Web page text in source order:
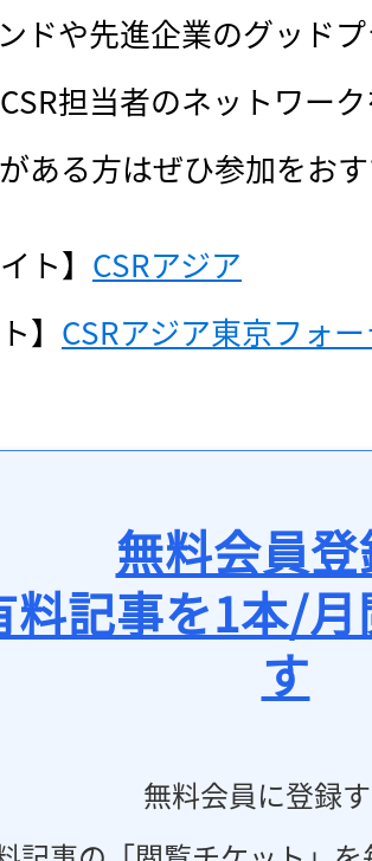
ドや先進企業のグッド
担当者のネットワー
ある方はぜひ参加をお
ト】 CSRアジア
】 CSRアジア東京フォ
無料会員
料記事を1本/
す
無料会員に登録